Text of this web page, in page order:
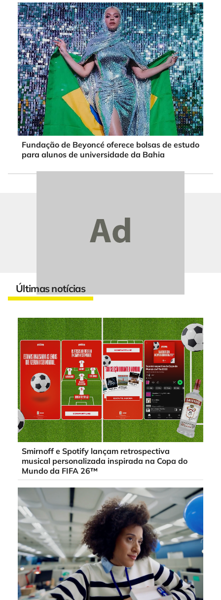
Fundação de Beyoncé oferece bolsas de estudo
para alunos de universidade da Bahia
Últimas notícias
Smirnoff e Spotify lançam retrospectiva
musical personalizada inspirada na Copa do
Mundo da FIFA 26™